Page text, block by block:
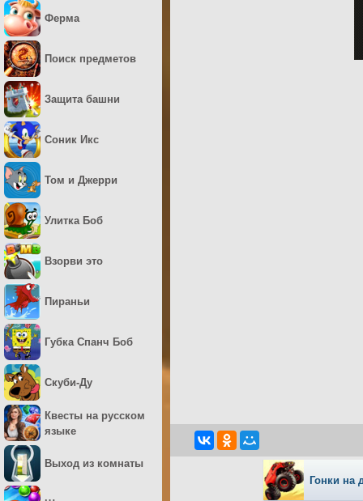
Гонки на
Ферма
Поиск предметов
Защита башни
Соник Икс
Том и Джерри
Улитка Боб
Взорви это
Пираньи
Губка Спанч Боб
Скуби-Ду
Квесты на русском
языке
Выход из комнаты